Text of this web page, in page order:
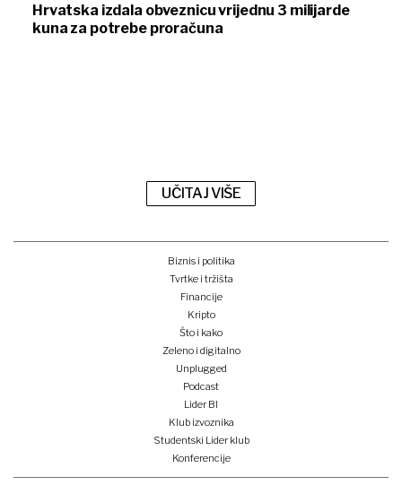
Hrvatska izdala obveznicu vrijednu 3 milijarde
kuna za potrebe proračuna
UČITAJ VIŠE
Biznis i politika
Tvrtke i tržišta
Financije
Kripto
Što i kako
Zeleno i digitalno
Unplugged
Podcast
Lider BI
Klub izvoznika
Studentski Lider klub
Konferencije